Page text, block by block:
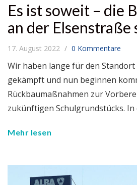
Es ist soweit – die
an der Elsenstraße
17. August 2022 0 Kommentare
Wir haben lange für den
gekämpft und nun beginnen
Rückbaumaßnahmen zur
zukünftigen Schulgrundstücks. In
Mehr lesen